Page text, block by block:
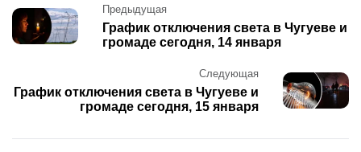
Post
navigation
Предыдущая
График отключения света в Чугуеве и
громаде сегодня, 14 января
Следующая
График отключения света в Чугуеве и
громаде сегодня, 15 января